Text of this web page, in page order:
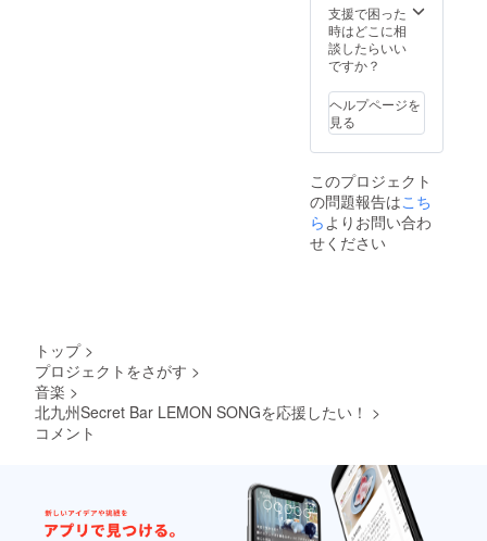
支援で困った
時はどこに相
談したらいい
ですか？
ヘルプページを
見る
このプロジェクト
の問題報告はこち
らよりお問い合わ
せください
トップ >
プロジェクトをさがす >
音楽 >
北九州Secret Bar LEMON SONGを応援したい！ >
コメント